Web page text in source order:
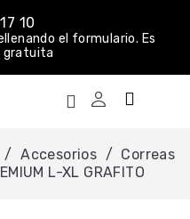
10
el formulario. Es
Accesorios
Correas
L-XL GRAFITO